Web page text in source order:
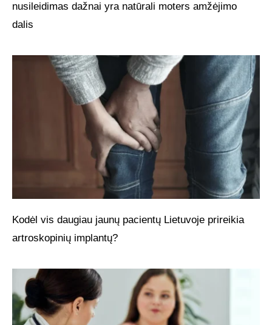
nusileidimas dažnai yra natūrali moters amžėjimo
dalis
Kodėl vis daugiau jaunų pacientų Lietuvoje prireikia
artroskopinių implantų?